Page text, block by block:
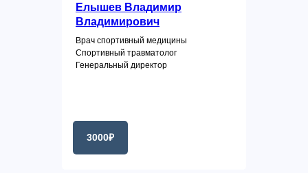
Елышев Владимир
Владимирович
Врач спортивный медицины
Спортивный травматолог
Генеральный директор
3000₽